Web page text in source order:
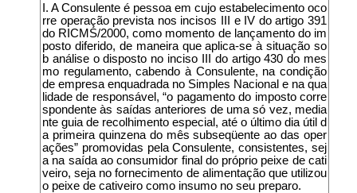
I. A Consulente é pessoa em cujo estabelecimento oco
rre operação prevista nos incisos III e IV do artigo 391
do RICMS/2000, como momento de lançamento do im
posto diferido, de maneira que aplica-se à situação so
b análise o disposto no inciso III do artigo 430 do mes
mo regulamento, cabendo à Consulente, na condição
de empresa enquadrada no Simples Nacional e na qua
lidade de responsável, “o pagamento do imposto corre
spondente às saídas anteriores de uma só vez, media
nte guia de recolhimento especial, até o último dia útil d
a primeira quinzena do mês subseqüente ao das oper
ações” promovidas pela Consulente, consistentes, sej
a na saída ao consumidor final do próprio peixe de cati
veiro, seja no fornecimento de alimentação que utilizou
o peixe de cativeiro como insumo no seu preparo.